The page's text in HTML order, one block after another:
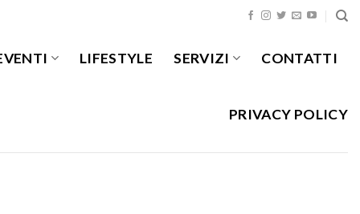
LIFESTYLE SERVIZI CONTATTI
PRIVACY POLICY